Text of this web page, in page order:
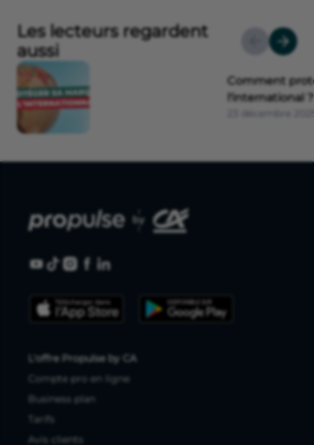
Les lecteurs regardent
aussi
Comment
l'international ?
23 décembre
L'offre Propulse by CA
Compte pro en ligne
Business plan
Tarifs
Avis clients